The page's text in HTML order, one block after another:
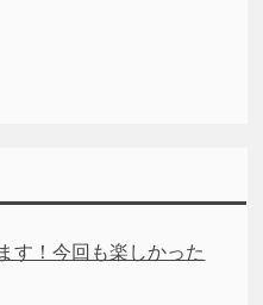
す！今回も楽しかった